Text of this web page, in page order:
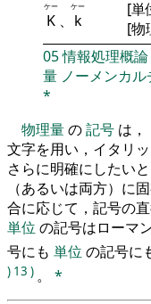
K
ケー
、 k
ケー
[単
[物
05情報処理概論
量 ノーメンカル
*
物理量の記号 は，
文字を用い，イタリ
さらに明確にしたい
（あるいは両方）に
合に応じて，記号の
単位 の記号はローマ
号にも 単位 の記号に
) 13 ) 。 *